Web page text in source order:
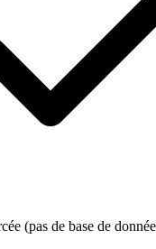
(pas de base de